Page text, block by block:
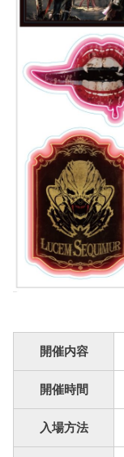
開催内容
開催時間
入場方法